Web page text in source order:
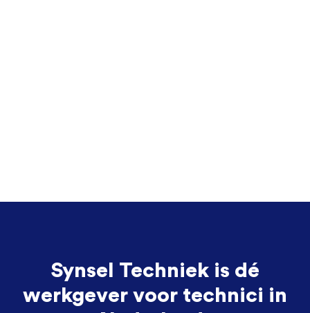
Synsel Techniek is dé
werkgever voor technici in